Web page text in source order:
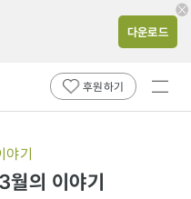
다운로드
후원하기
전체
야기
월의 이야기